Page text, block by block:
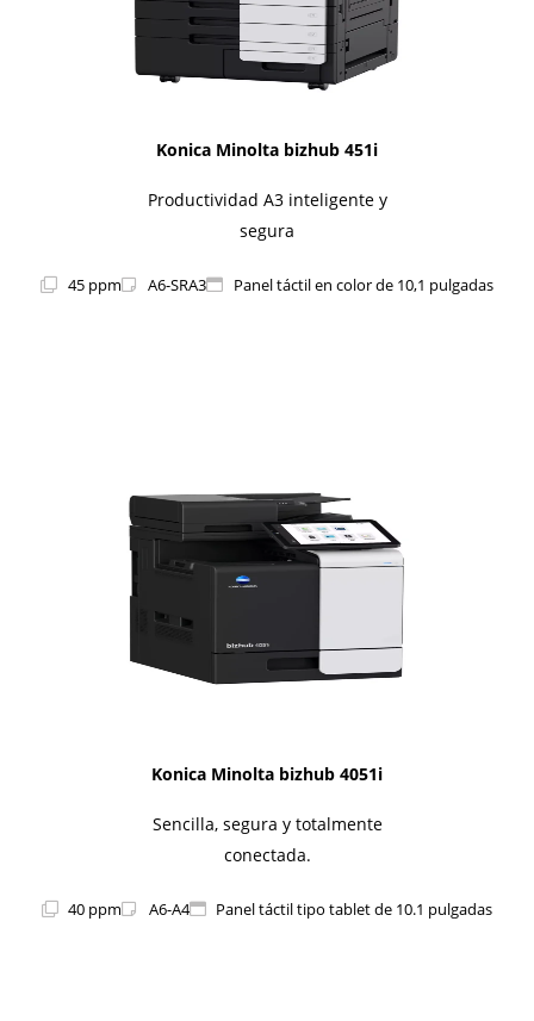
Konica Minolta bizhub 451i
Productividad A3 inteligente y
segura
45 ppm A6-SRA3 Panel táctil en color de 10,1 pulgadas
Konica Minolta bizhub 4051i
Sencilla, segura y totalmente
conectada.
40 ppm A6-A4 Panel táctil tipo tablet de 10.1 pulgadas